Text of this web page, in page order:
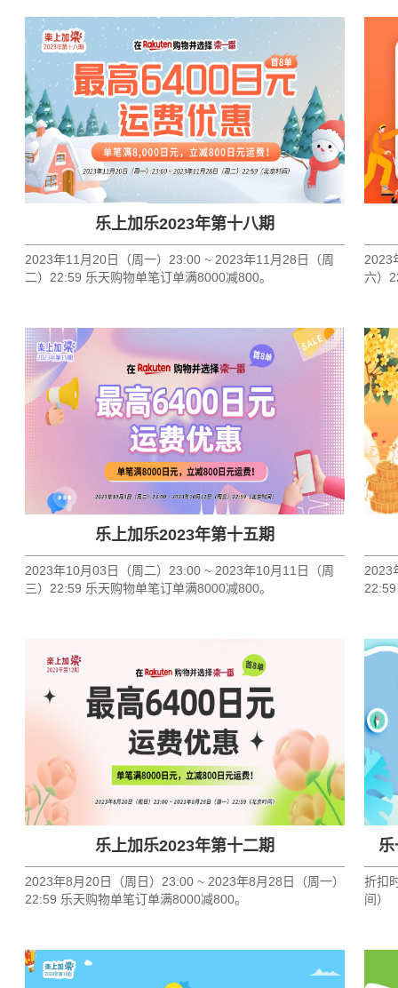
乐上加乐2023年第十八期
2023年11月20日（周一）23:00 ~ 2023年11月28日（周
二）22:59 乐天购物单笔订单满8000减800。
2023
六）
乐上加乐2023年第十五期
2023年10月03日（周二）23:00 ~ 2023年10月11日（周
三）22:59 乐天购物单笔订单满8000减800。
2023
乐上加乐2023年第十二期
2023年8月20日（周日）23:00 ~ 2023年8月28日（周一）
22:59 乐天购物单笔订单满8000减800。
乐
折扣
间）